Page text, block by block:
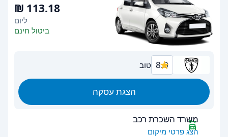
ליום
ביטול חינם
8.0 טוב
הצגת עסקה
משרד השכרת רכב
הצג פרטי מיקום